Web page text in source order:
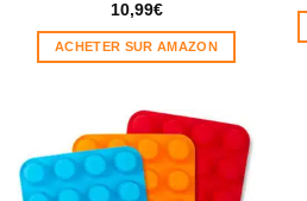
10,99€
ACHETER SUR AMAZON